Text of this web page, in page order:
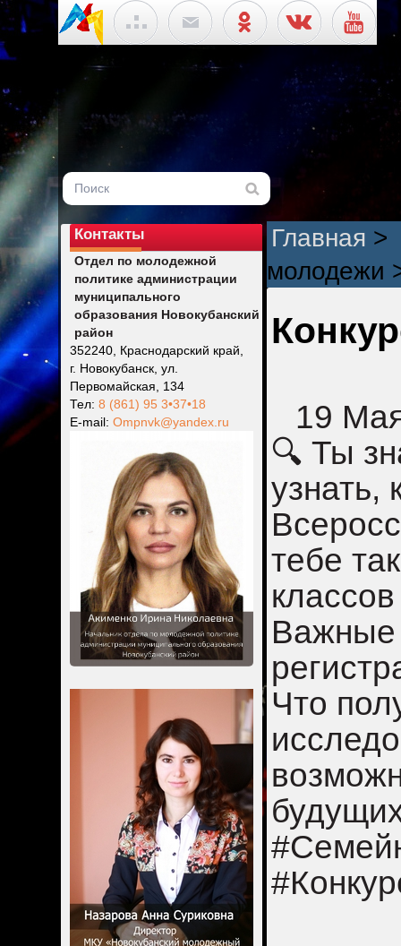
Контакты
Отдел по молодежной
политике администрации
муниципального
образования Новокубанский
район
352240, Краснодарский край,
г. Новокубанск, ул.
Первомайская, 134
Тел: 8 (861) 95 3•37•18
Е-mail: Ompnvk@yandex.ru
Главная >
молодежи
19
🔍 Ты
узнать,
тебе
Важные
Что